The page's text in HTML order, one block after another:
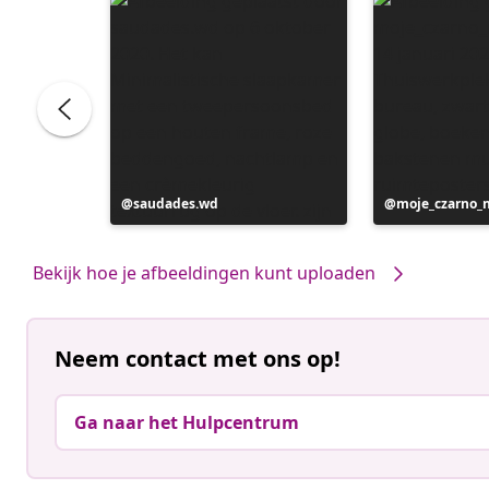
Bericht
gepubliceerd
saudades.wd
Bericht
gepubliceerd
Bekijk hoe je afbeeldingen kunt uploaden
Neem contact met ons op!
Ga naar het Hulpcentrum